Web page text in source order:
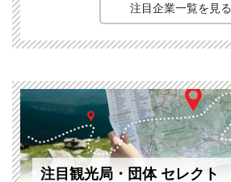
注目企業一覧を見る
注目観光局・団体 セレクト